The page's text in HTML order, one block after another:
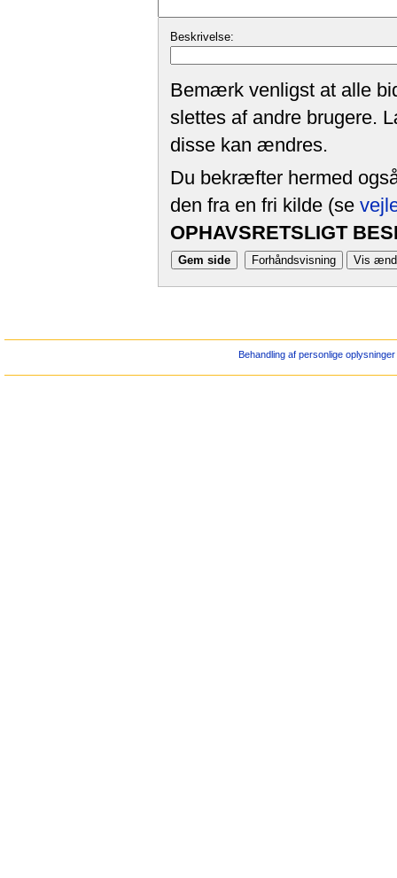
Beskrivelse:
Bemærk venligst at alle
slettes af andre brugere.
disse kan ændres.
Du bekræfter hermed
den fra en fri kilde (se
OPHAVSRETSLIGT
Behandling af personlige oplysninger